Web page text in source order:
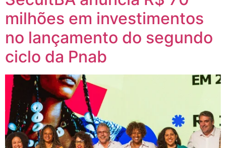
milhões em investimentos
no lançamento do segundo
ciclo da Pnab